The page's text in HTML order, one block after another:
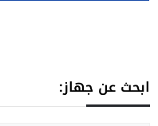
ابحث عن جهاز: